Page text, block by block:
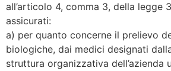
all’articolo 4, comma 3, della legge
assicurati:
a) per quanto concerne il prelievo
biologiche, dai medici designati
struttura organizzativa dell’azienda